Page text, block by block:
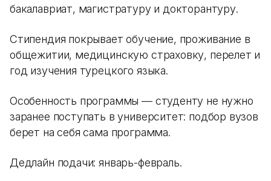
бакалавриат, магистратуру и докторантуру.
Стипендия покрывает обучение, проживание в
общежитии, медицинскую страховку, перелет и
год изучения турецкого языка.
Особенность программы — студенту не нужно
заранее поступать в университет: подбор вузов
берет на себя сама программа.
Дедлайн подачи: январь-февраль.